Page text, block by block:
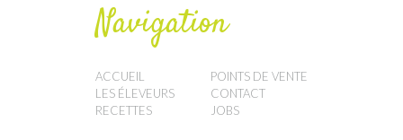
Navigation
ACCUEIL
LES ÉLEVEURS
RECETTES
POINTS DE VENTE
CONTACT
JOBS